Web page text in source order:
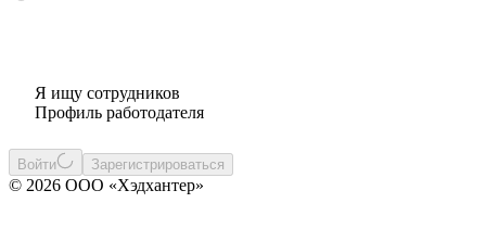
Я ищу сотрудников
Профиль работодателя
Войти Зарегистрироваться
© 2026 ООО «Хэдхантер»